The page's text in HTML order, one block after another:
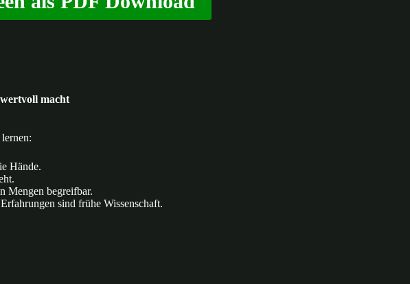
wertvoll macht
Hände.
Mengen begreifbar.
sind frühe Wissenschaft.